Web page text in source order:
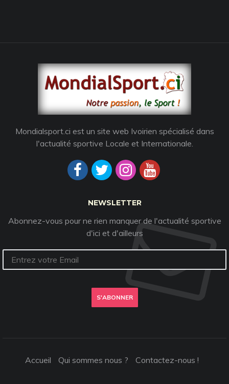
Mondialsport.ci est un site web Ivoirien spécialisé dans
l'actualité sportive Locale et Internationale.
NEWSLETTER
Abonnez-vous pour ne rien manquer de l'actualité sportive
d'ici et d'ailleurs
S'ABONNER
Accueil Qui sommes nous ? Contactez-nous !